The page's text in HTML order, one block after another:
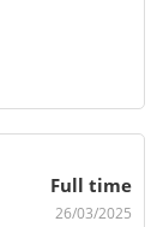
Full time
26/03/2025